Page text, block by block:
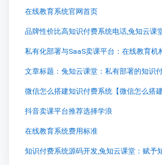
在线教育系统官网首页
品牌性价比高知识付费系统电话,兔知云课
私有化部署与SaaS卖课平台：在线教育机
文章标题：兔知云课堂：私有部署的知识
抖音卖课平台推荐选择学浪
在线教育系统费用标准